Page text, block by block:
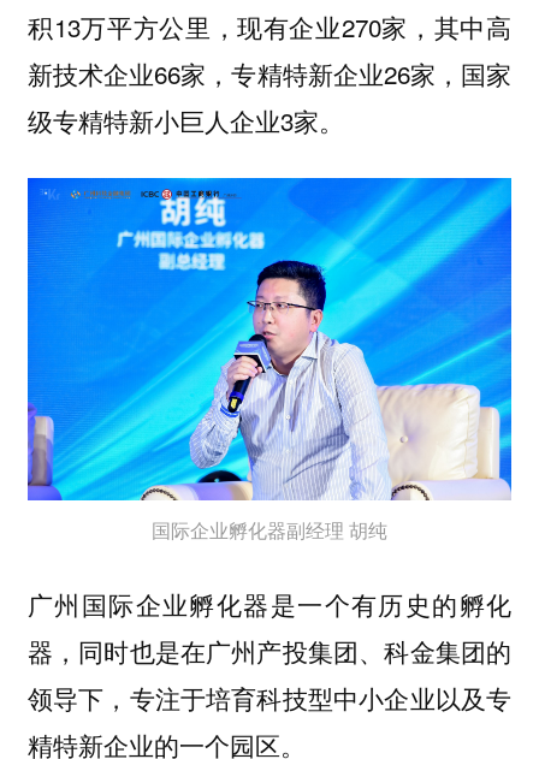
积13万平方公里，现有企业270家，其中高
新技术企业66家，专精特新企业26家，国家
级专精特新小巨人企业3家。
国际企业孵化器副经理 胡纯
广州国际企业孵化器是一个有历史的孵化
器，同时也是在广州产投集团、科金集团的
领导下，专注于培育科技型中小企业以及专
精特新企业的一个园区。